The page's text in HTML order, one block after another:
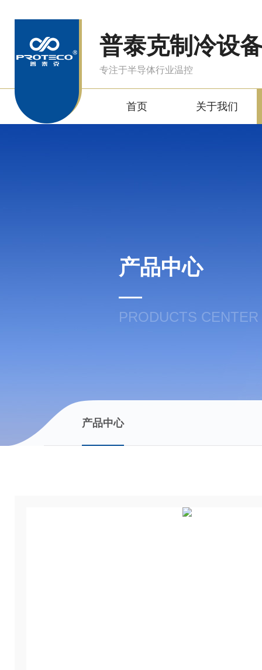
普泰克制冷设
专注于半导体行业温控
首页 关于我们
产品中心
PRODUCTS CENTER
产品中心